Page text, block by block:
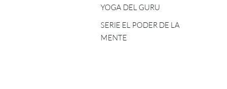
YOGA DEL GURU
SERIE EL PODER DE LA
MENTE